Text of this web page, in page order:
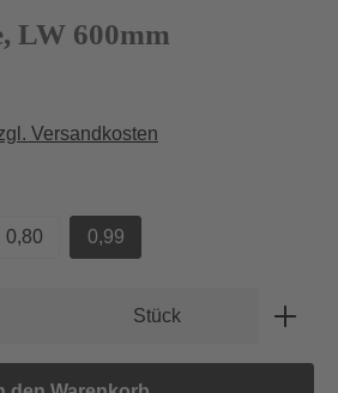
LW 600mm
Versandkosten
0,80 0,99
Gib den gewünschten
Stück